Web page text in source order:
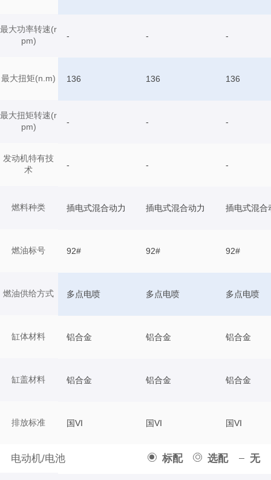
最大功率转速(r
pm)
最大扭矩(n.m)
最大扭矩转速(r
pm)
发动机特有技
术
燃料种类
燃油标号
燃油供给方式
缸体材料
缸盖材料
排放标准
电动机/电池 标配 选配 无
- - -
136 136 136
- - -
- - -
插电式混合动力 插电式混合动力 插电式混合
92# 92# 92#
多点电喷 多点电喷 多点电喷
铝合金 铝合金 铝合金
铝合金 铝合金 铝合金
国VI 国VI 国VI